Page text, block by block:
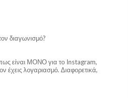
διαγωνισμό?
είναι ΜΟΝΟ για το Instagram,
έχεις λογαριασμό. Διαφορετικά,